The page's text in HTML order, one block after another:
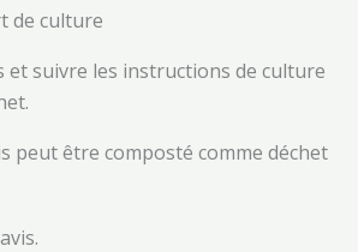
de culture
et suivre les instructions de culture
peut être composté comme déchet